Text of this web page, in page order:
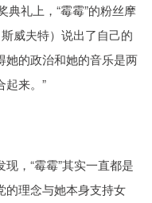
礼上，“霉霉”的粉丝摩
威夫特）说出了自己的
她的政治和她的音乐是两
起来。”
，“霉霉”其实一直都是
理念与她本身支持女